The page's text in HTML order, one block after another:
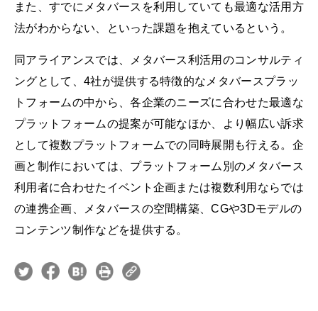
また、すでにメタバースを利用していても最適な活用方
法がわからない、といった課題を抱えているという。
同アライアンスでは、メタバース利活用のコンサルティ
ングとして、4社が提供する特徴的なメタバースプラッ
トフォームの中から、各企業のニーズに合わせた最適な
プラットフォームの提案が可能なほか、より幅広い訴求
として複数プラットフォームでの同時展開も行える。企
画と制作においては、プラットフォーム別のメタバース
利用者に合わせたイベント企画または複数利用ならでは
の連携企画、メタバースの空間構築、CGや3Dモデルの
コンテンツ制作などを提供する。